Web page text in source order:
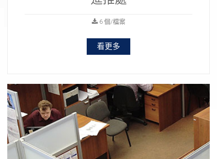
6 個/檔案
看更多